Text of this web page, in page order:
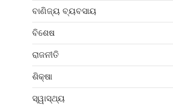
ବାଣିଜ୍ୟ ବ୍ୟବସାୟ
ବିଶେଷ
ରାଜନୀତି
ଶିକ୍ଷା
ସ୍ୱାସ୍ଥ୍ୟ